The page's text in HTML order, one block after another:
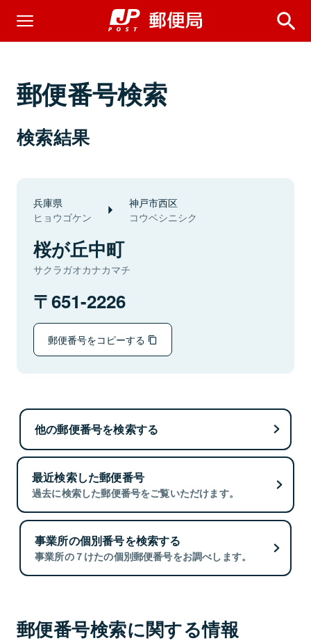
郵便番号検索
検索結果
兵庫県
ヒョウゴケン
神戸市西区
コウベシニシク
桜が丘中町
サクラガオカナカマチ
651-2226
郵便番号をコピーする
他の郵便番号を検索する
最近検索した郵便番号
過去に検索した郵便番号をご覧いただけます。
事業所の個別番号を検索する
事業所の７けたの個別郵便番号をお調べします。
郵便番号検索に関する情報